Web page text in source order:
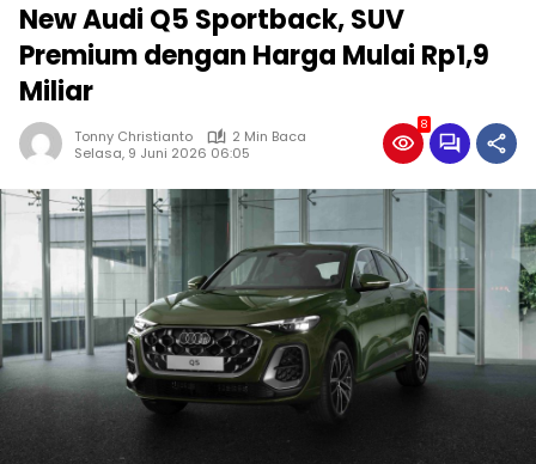
New Audi Q5 Sportback, SUV
Premium dengan Harga Mulai Rp1,9
Miliar
Tonny Christianto
2 Min Baca
Selasa, 9 Juni 2026 06:05
8